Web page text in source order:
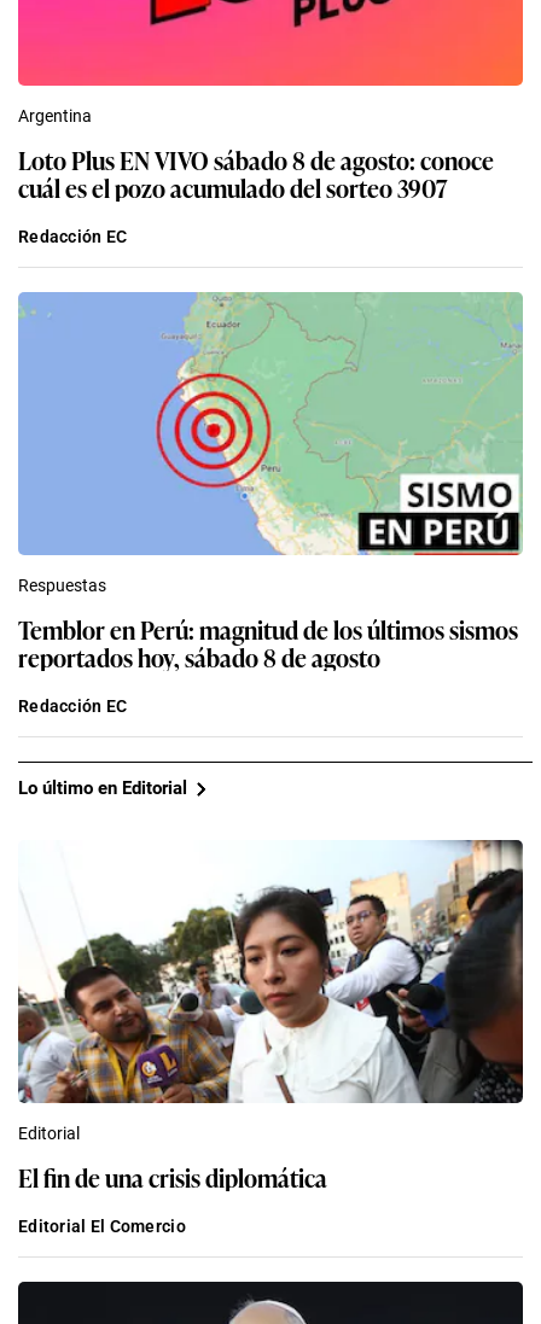
Argentina
Loto Plus EN VIVO sábado 8 de agosto: conoce
cuál es el pozo acumulado del sorteo 3907
Redacción EC
Respuestas
Temblor en Perú: magnitud de los últimos sismos
reportados hoy, sábado 8 de agosto
Redacción EC
Lo último en Editorial
Editorial
El fin de una crisis diplomática
Editorial El Comercio